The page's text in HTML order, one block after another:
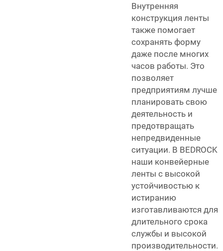
Внутренняя
конструкция ленты
также помогает
сохранять форму
даже после многих
часов работы. Это
позволяет
предприятиям лучше
планировать свою
деятельность и
предотвращать
непредвиденные
ситуации. В BEDROCK
наши конвейерные
ленты с высокой
устойчивостью к
истиранию
изготавливаются для
длительного срока
службы и высокой
производительности.